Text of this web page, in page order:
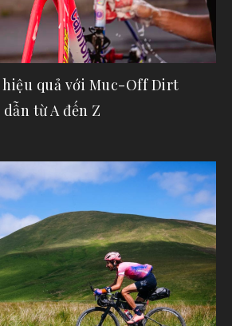
hiệu quả với Muc-Off Dirt
từ A đến Z